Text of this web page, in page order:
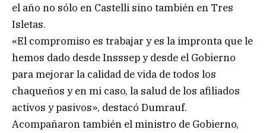
el año no sólo en Castelli sino también en Tres
Isletas.
«El compromiso es trabajar y es la impronta que le
hemos dado desde Insssep y desde el Gobierno
para mejorar la calidad de vida de todos los
chaqueños y en mi caso, la salud de los afiliados
activos y pasivos», destacó Dumrauf.
Acompañaron también el ministro de Gobierno,